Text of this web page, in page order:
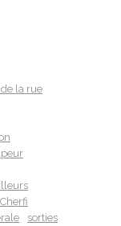
la rue
sorties